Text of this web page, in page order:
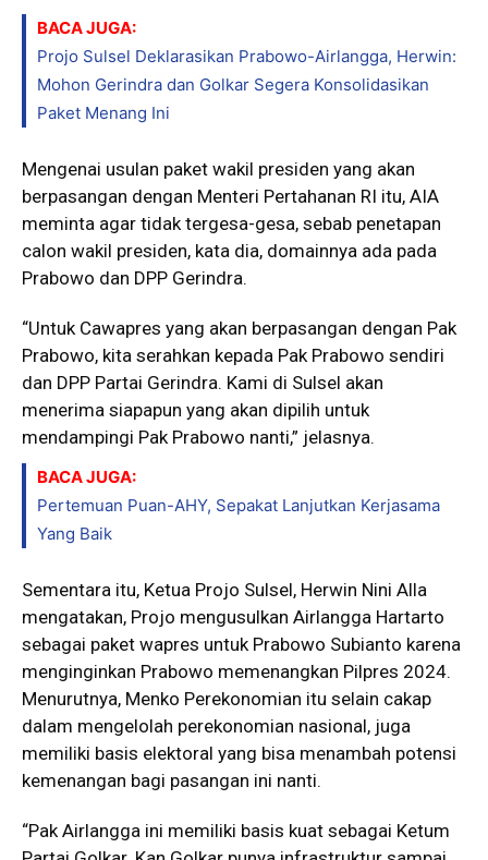
BACA JUGA:
Projo Sulsel Deklarasikan Prabowo-Airlangga, Herwin:
Mohon Gerindra dan Golkar Segera Konsolidasikan
Paket Menang Ini
Mengenai usulan paket wakil presiden yang akan
berpasangan dengan Menteri Pertahanan RI itu, AIA
meminta agar tidak tergesa-gesa, sebab penetapan
calon wakil presiden, kata dia, domainnya ada pada
Prabowo dan DPP Gerindra.
“Untuk Cawapres yang akan berpasangan dengan Pak
Prabowo, kita serahkan kepada Pak Prabowo sendiri
dan DPP Partai Gerindra. Kami di Sulsel akan
menerima siapapun yang akan dipilih untuk
mendampingi Pak Prabowo nanti,” jelasnya.
BACA JUGA:
Pertemuan Puan-AHY, Sepakat Lanjutkan Kerjasama
Yang Baik
Sementara itu, Ketua Projo Sulsel, Herwin Nini Alla
mengatakan, Projo mengusulkan Airlangga Hartarto
sebagai paket wapres untuk Prabowo Subianto karena
menginginkan Prabowo memenangkan Pilpres 2024.
Menurutnya, Menko Perekonomian itu selain cakap
dalam mengelolah perekonomian nasional, juga
memiliki basis elektoral yang bisa menambah potensi
kemenangan bagi pasangan ini nanti.
“Pak Airlangga ini memiliki basis kuat sebagai Ketum